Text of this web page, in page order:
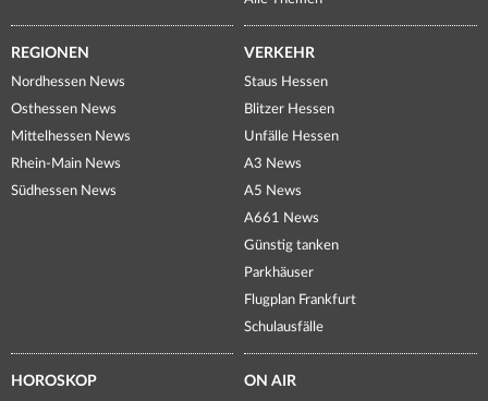
REGIONEN
Nordhessen News
Osthessen News
Mittelhessen News
Rhein-Main News
Südhessen News
VERKEHR
Staus Hessen
Blitzer Hessen
Unfälle Hessen
A3 News
A5 News
A661 News
Günstig tanken
Parkhäuser
Flugplan Frankfurt
Schulausfälle
HOROSKOP ON AIR